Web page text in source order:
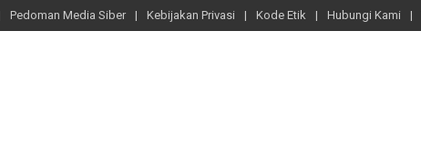
Pedoman Media Siber Kebijakan Privasi Kode Etik Hubungi Kami